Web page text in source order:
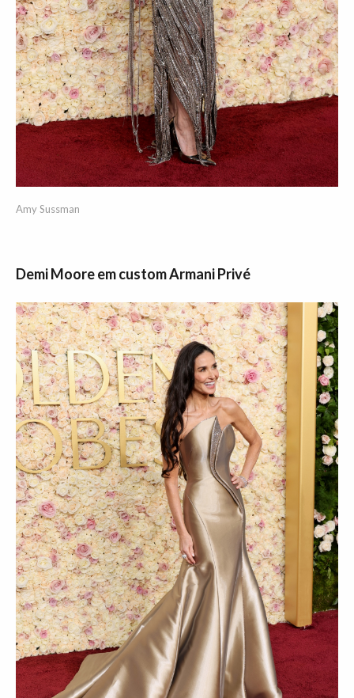
Amy Sussman
Demi Moore em custom Armani Privé